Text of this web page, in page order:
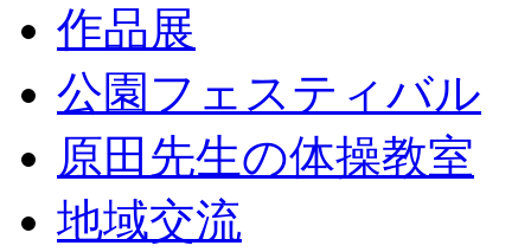
作品展
公園フェスティバル
原田先生の体操教室
地域交流